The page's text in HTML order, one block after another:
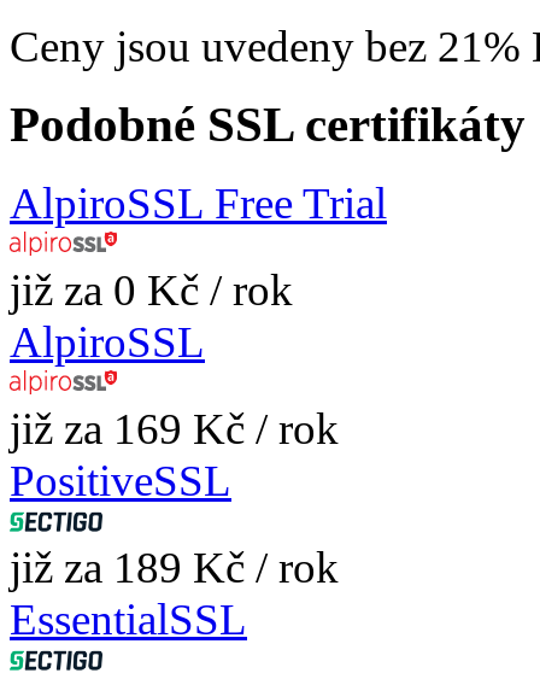
Ceny jsou uvedeny bez 21%
Podobné SSL certifikáty
AlpiroSSL Free Trial
již za 0 Kč / rok
AlpiroSSL
již za 169 Kč / rok
PositiveSSL
již za 189 Kč / rok
EssentialSSL